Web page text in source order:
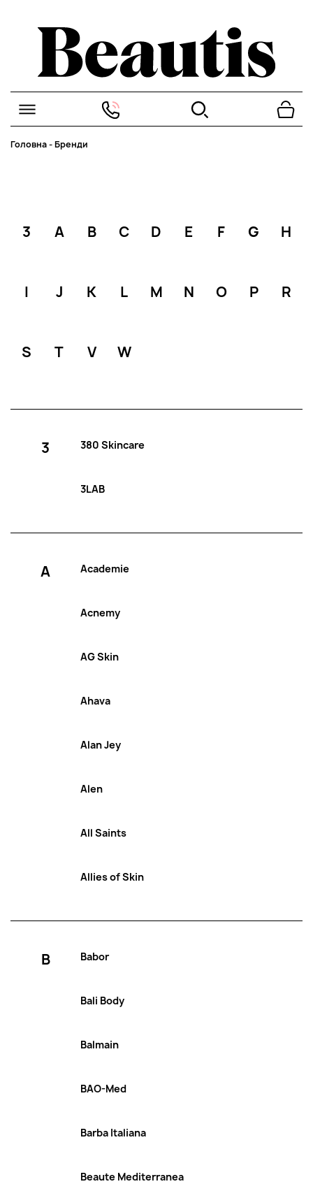
Головна-Бренди
3 A B C D E F G H
I J K L M N O P R
S T V W
3 380 Skincare
3LAB
A Academie
Acnemy
AG Skin
Ahava
Alan Jey
Alen
All Saints
Allies of Skin
B Babor
Bali Body
Balmain
BAO-Med
Barba Italiana
Beaute Mediterranea